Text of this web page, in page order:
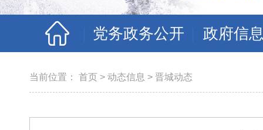
党务政务公开 政府信
当前位置： 首页 > 动态信息 > 晋城动态